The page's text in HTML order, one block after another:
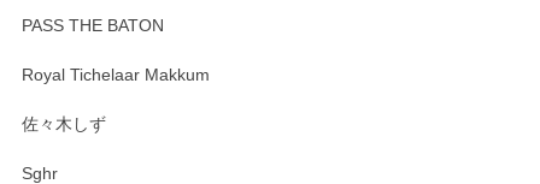
PASS THE BATON
Royal Tichelaar Makkum
佐々木しず
Sghr